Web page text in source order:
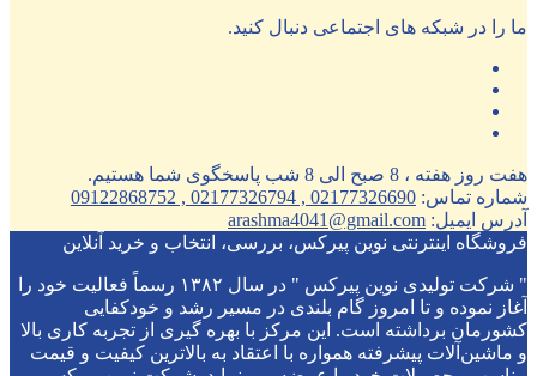
ما را در شبکه های اجتماعی دنبال کنید.
هفت روز هفته ، 8 صبح الی 8 شب پاسخگوی شما هستیم.
شماره تماس: 02177326690 , 02177326794 , 09122868752
آدرس ایمیل: arashma4041@gmail.com
فروشگاه اینترنتی نوین پیرکس، بررسی، انتخاب و خرید آنلاین
" شرکت تولیدی نوین پیرکس " در سال ۱۳۸۲ رسماً فعالیت خود را
آغاز نموده و تا امروز گام بلندی در مسیر رشد و خودکفایی
کشورمان برداشته است. این مرکز با بهره گیری از تجربه کاری بالا
و ماشین‌آلات پیشرفته همواره با اعتقاد به بالاترین کیفیت و قیمت